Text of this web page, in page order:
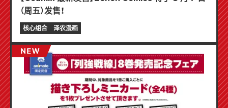
（周五）发售！
核心组合 泽农漫画